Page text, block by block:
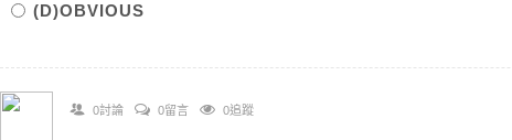
(D)OBVIOUS
0討論 0留言 0追蹤